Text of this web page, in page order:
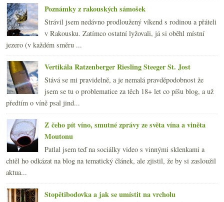
Poznámky z rakouských sámošek
Strávil jsem nedávno prodloužený víkend s rodinou a přáteli
v Rakousku. Zatímco ostatní lyžovali, já si oběhl místní
jezero (v každém směru ...
Vertikála Ratzenberger Riesling Steeger St. Jost
Stává se mi pravidelně, a je nemalá pravděpodobnost že
jsem se tu o problematice za těch 18+ let co píšu blog, a už
předtím o víně psal jind...
Z čeho pít víno, smutné zprávy ze světa vína a viněta
Moutonu
Patlal jsem teď na sociálky video s vinnými sklenkami a
chtěl ho odkázat na blog na tematický článek, ale zjistil, že by si zasloužil
aktua...
Stopětibodovka a jak se umístit na vrcholu